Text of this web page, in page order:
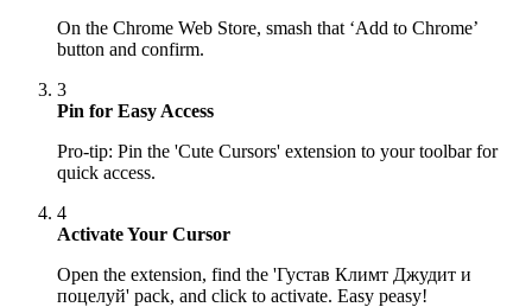
On the Chrome Web Store, smash that ‘Add to Chrome’
button and confirm.
3
Pin for Easy Access
Pro-tip: Pin the 'Cute Cursors' extension to your toolbar for
quick access.
4
Activate Your Cursor
Open the extension, find the 'Густав Климт Джудит и
поцелуй' pack, and click to activate. Easy peasy!